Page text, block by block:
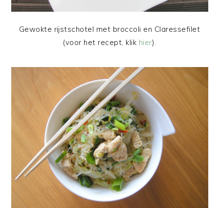
Gewokte rijstschotel met broccoli en Claressefilet
(voor het recept, klik hier).